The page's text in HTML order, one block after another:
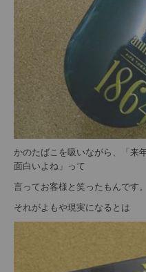
かのたばこを吸いながら、「来
面白いよね」って
言ってお客様と笑ったもんです。
それがよもや現実になるとは